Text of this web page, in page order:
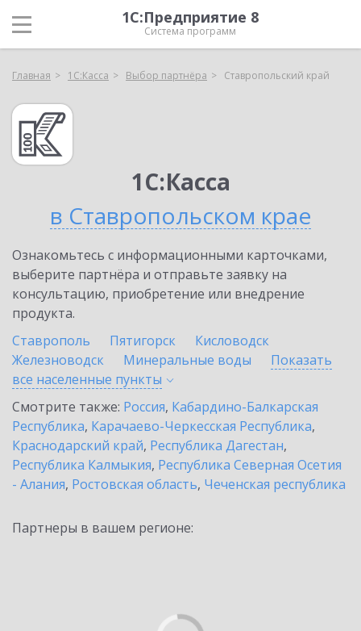
1С:Предприятие 8
Система программ
Главная 1С:Касса Выбор партнёра Ставропольский край
1С:Касса
в Ставропольском крае
Ознакомьтесь с информационными карточками,
выберите партнёра и отправьте заявку на
консультацию, приобретение или внедрение
продукта.
Ставрополь
Пятигорск
Кисловодск
Железноводск
Минеральные воды
Показать
все населенные пункты
Смотрите также: Россия, Кабардино-Балкарская
Республика, Карачаево-Черкесская Республика,
Краснодарский край, Республика Дагестан,
Республика Калмыкия, Республика Северная Осетия
- Алания, Ростовская область, Чеченская республика
Партнеры в вашем регионе: